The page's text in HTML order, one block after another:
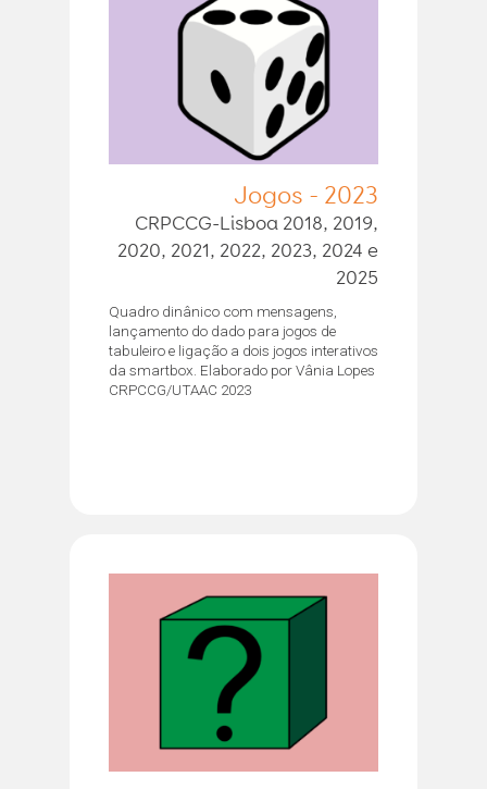
Jogos - 2023
CRPCCG-Lisboa 2018, 2019,
2020, 2021, 2022, 2023, 2024 e
2025
Quadro dinânico com mensagens,
lançamento do dado para jogos de
tabuleiro e ligação a dois jogos interativos
da smartbox. Elaborado por Vânia Lopes
CRPCCG/UTAAC 2023